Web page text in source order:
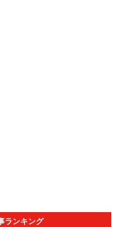
ランキング